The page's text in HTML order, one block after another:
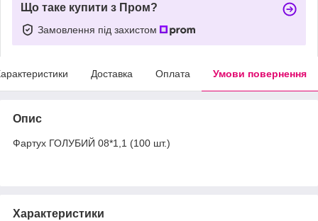
Що таке купити з Пром?
Замовлення під захистом
Доставка Оплата Умови повернення
Опис
Фартух ГОЛУБИЙ 08*1,1 (100 шт.)
Характеристики